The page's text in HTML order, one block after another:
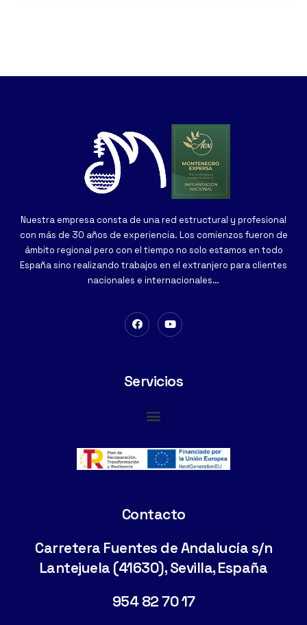
Nuestra empresa consta de una red estructural y profesional
con más de 30 años de experiencia. Los comienzos fueron de
ámbito regional pero con el tiempo no solo estamos en todo
España sino realizando trabajos en el extranjero para clientes
nacionales e internacionales…
Servicios
Contacto
Carretera Fuentes de Andalucía s/n
Lantejuela (41630), Sevilla, España
954 82 70 17